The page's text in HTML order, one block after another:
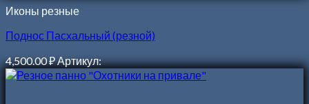
Иконы резные
Поднос Пасхальный (резной)
4,500.00₽Артикул: